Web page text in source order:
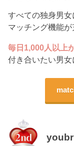
すべての独身男
マッチング機能が
毎日1,000人以上
付き合いたい男女